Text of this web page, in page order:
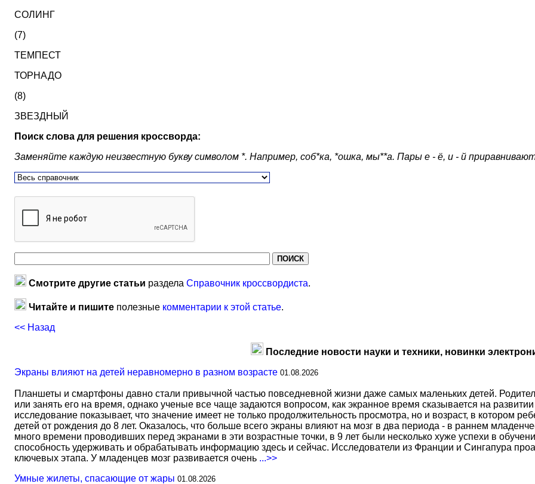
СОЛИНГ
(7)
ТЕМПЕСТ
ТОРНАДО
(8)
ЗВЕЗДНЫЙ
Поиск слова для решения кроссворда:
Заменяйте каждую неизвестную букву символом *. Например, соб*ка, *ошка, мы**а. Пары е - ё, и - й
Смотрите другие статьи раздела Справочник кроссвордиста.
Читайте и пишите полезные комментарии к этой статье.
<< Назад
Последние новости науки и техники, новинки
Экраны влияют на детей неравномерно в разном возрасте 01.08.2026
Планшеты и смартфоны давно стали привычной частью повседневной жизни даже самых маленьких детей.
или занять его на время, однако ученые все чаще задаются вопросом, как экранное время сказывается на
исследование показывает, что значение имеет не только продолжительность просмотра, но и возраст, в котором
детей от рождения до 8 лет. Оказалось, что больше всего экраны влияют на мозг в два периода - в раннем
много времени проводивших перед экранами в эти возрастные точки, в 9 лет были несколько хуже успехи в
способность удерживать и обрабатывать информацию здесь и сейчас. Исследователи из Франции и Сингапура
ключевых этапа. У младенцев мозг развивается очень ...>>
Умные жилеты, спасающие от жары 01.08.2026